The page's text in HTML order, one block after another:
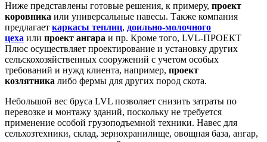
Ниже представлены готовые решения, к примеру, проект
коровника или универсальные навесы. Также компания
предлагает каркасы теплиц, доильно-молочного
цеха или проект ангара и пр. Кроме того, LVL-ПРОЕКТ
Плюс осуществляет проектирование и установку других
сельскохозяйственных сооружений с учетом особых
требований и нужд клиента, например, проект
козлятника либо фермы для других пород скота.
Небольшой вес бруса LVL позволяет снизить затраты по
перевозке и монтажу зданий, поскольку не требуется
применение особой грузоподъемной техники. Навес для
сельхозтехники, склад, зернохранилище, овощная база, ангар,